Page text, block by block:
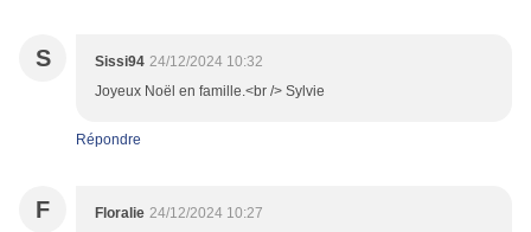
S Sissi94 24/12/2024 10:32
Joyeux Noël en famille.<br /> Sylvie
Répondre
F Floralie 24/12/2024 10:27